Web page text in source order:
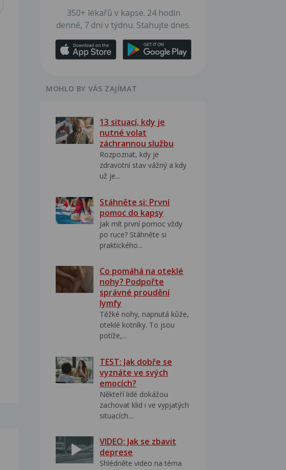
350+ lékařů v kapse. 24 hodin
denně, 7 dní v týdnu. Stahujte dnes.
MOHLO BY VÁS ZAJÍMAT
13 situací, kdy je
nutné volat
záchrannou službu
Rozpoznat, kdy je
zdravotní stav vážný a kdy
už je...
Stáhněte si: První
pomoc do kapsy
Jak mít první pomoc vždy
po ruce? Stáhněte si
praktického...
Co pomáhá na oteklé
nohy? Podpořte
správné proudění
lymfy
Těžké nohy, napnutá kůže,
oteklé kotníky. To jsou
potíže,...
TEST: Jak dobře se
vyznáte ve svých
emocích?
Někteří lidé dokážou
zachovat klid i ve vypjatých
situacích....
VIDEO: Jak se zbavit
deprese
Shlédněte video na téma